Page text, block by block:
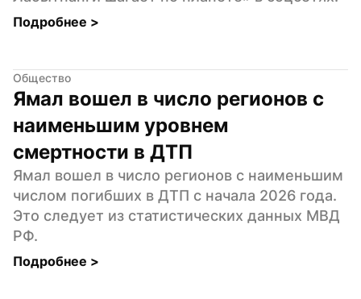
Подробнее >
Общество
Ямал вошел в число регионов с
наименьшим уровнем
смертности в ДТП
Ямал вошел в число регионов с наименьшим
числом погибших в ДТП с начала 2026 года.
Это следует из статистических данных МВД
РФ.
Подробнее >